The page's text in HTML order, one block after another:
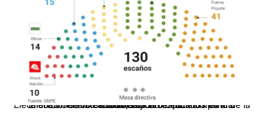
El JNE oficializó la distribución de escaños para la elección de 60 senadores y 130 diputados en las Elecciones Generales 2026, tras el restablecimiento de la Bicameralidad.